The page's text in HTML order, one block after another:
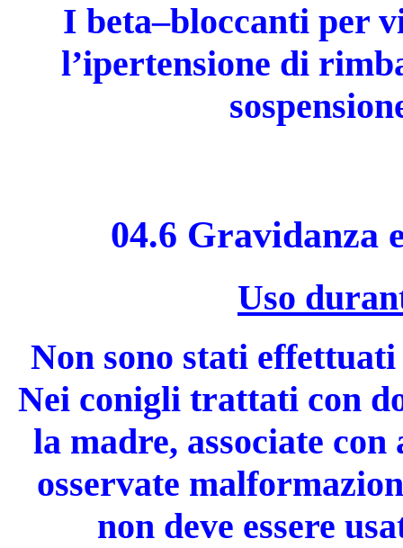
I beta–bloccanti per
l’ipertensione di
04.6 Gravidanza
Uso
Non sono stati
Nei conigli trattati con
la madre, associate
osservate
non deve essere